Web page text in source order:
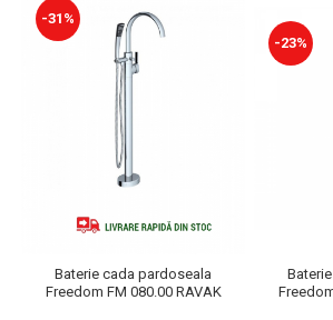
-31%
Baterie cada pardoseala
Freedom FM 080.00 RAVAK
-23%